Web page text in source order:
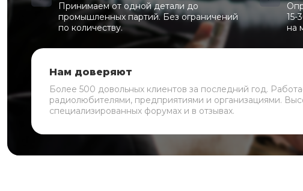
Принимаем от одной детали до
промышленных партий. Без ограничений
по количеству.
15-
на
Нам доверяют
Более 500 довольных клиентов за последний год.
радиолюбителями, предприятиями и организациями.
специализированных форумах и в отзывах.